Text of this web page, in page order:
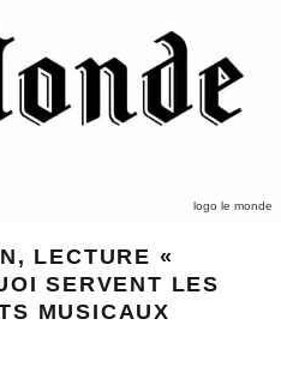
logo le monde
LECTURE «
SERVENT LES
MUSICAUX